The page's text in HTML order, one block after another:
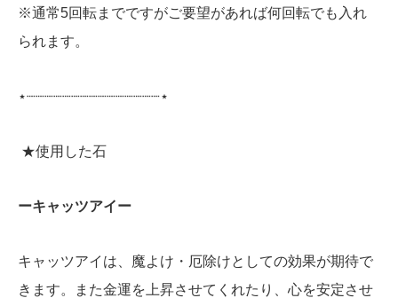
※通常5回転までですがご要望があれば何回転でも入れ
られます。
⋆┈┈┈┈┈┈┈┈┈┈┈┈┈┈┈⋆
★使用した石
ーキャッツアイー
キャッツアイは、魔よけ・厄除けとしての効果が期待で
きます。また金運を上昇させてくれたり、心を安定させ